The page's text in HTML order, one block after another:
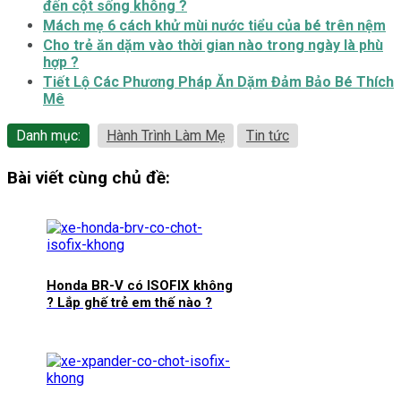
đến cột sống không ?
Mách mẹ 6 cách khử mùi nước tiểu của bé trên nệm
Cho trẻ ăn dặm vào thời gian nào trong ngày là phù
hợp ?
Tiết Lộ Các Phương Pháp Ăn Dặm Đảm Bảo Bé Thích
Mê
Danh mục: Hành Trình Làm Mẹ Tin tức
Bài viết cùng chủ đề:
Honda BR-V có ISOFIX không
? Lắp ghế trẻ em thế nào ?